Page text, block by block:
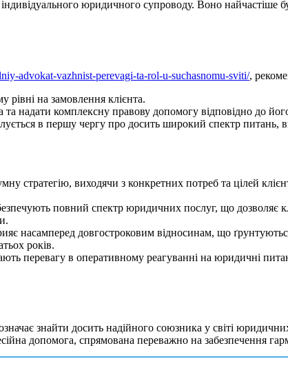
юридичного супроводу. Воно найчастіше
advokat-vazhnist-perevagi-ta-rol-u-suchasnomu-sviti/,
на замовлення клієнта.
надати комплексну правову допомогу відповідно до
в першу чергу про досить широкий спектр питань,
стратегію, виходячи з конкретних потреб та цілей
повний спектр юридичних послуг, що дозволяє
насамперед довгостроковим відносинам, що
років.
перевагу в оперативному реагуванні на юридичні
знайти досить надійного союзника у світі
допомога, спрямована переважно на забезпечення